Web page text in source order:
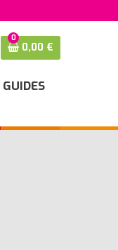
0
0,00 €
GUIDES